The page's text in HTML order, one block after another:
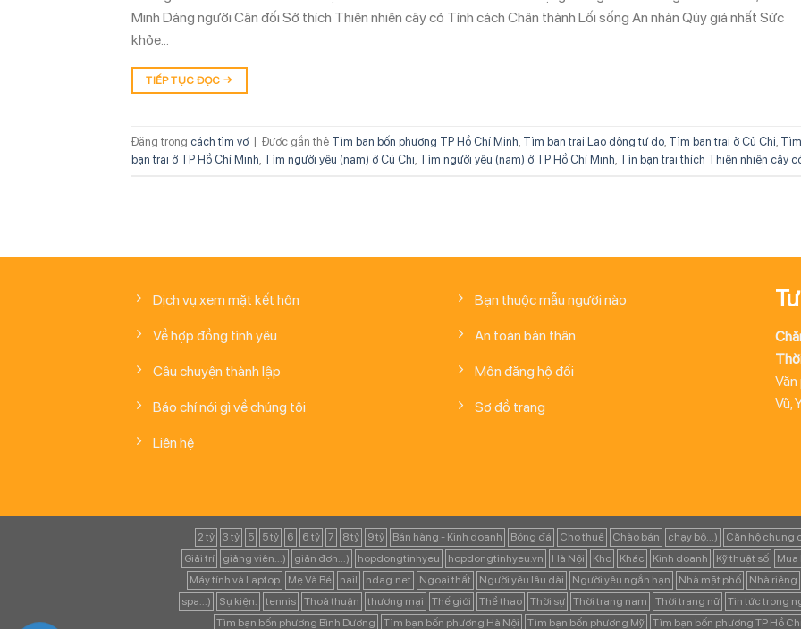
Minh Dáng người Cân đối Sở thích Thiên nhiên cây cỏ Tính cách Chân thành Lối sống An nhàn Qúy giá nhất Sức
khỏe…
TIẾP TỤC ĐỌC →
Đăng trong cách tìm vợ | Được gắn thẻ Tìm bạn bốn phương TP Hồ Chí Minh Tìm bạn trai Lao động tự do Tìm bạn trai ở Củ Chi Tìm
bạn trai ở TP Hồ Chí Minh Tìm người yêu (nam) ở Củ Chi Tìm người yêu (nam) ở TP Hồ Chí Minh Tìn bạn trai thích Thiên nhiên cây
Dịch vụ xem mặt kết hôn
Về hợp đồng tình yêu
Câu chuyện thành lập
Báo chí nói gì về chúng tôi
Liên hệ
Bạn thuộc mẫu người nào
An toàn bản thân
Môn đăng hộ đối
Sơ đồ trang
Vũ,
2 tỷ 3 tỷ 5 5 tỷ 6 6 tỷ 7 8 tỷ 9 tỷ Bán hàng - Kinh doanh Bóng đá Cho thuê Chào bán chạy bộ...) Căn hộ chung
Giải trí
giảng viên...) giản đơn...) hopdongtinhyeu hopdongtinhyeu.vn Hà Nội Kho Khác Kinh doanh Kỹ thuật số Mua
Máy tính và Laptop
Mẹ Và Bé nail ndag.net Ngoại thất Người yêu lâu dài Người yêu ngắn hạn Nhà mặt phố Nhà riêng
spa...)
Sự kiện: tennis Thoả thuận thương mại Thế giới Thể thao Thời sự Thời trang nam Thời trang nữ Tin tức trong
Tìm bạn bốn phương Bình Dương
Tìm bạn bốn phương Hà Nội Tìm bạn bốn phương Mỹ Tìm bạn bốn phương TP Hồ